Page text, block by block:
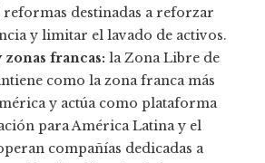
destinadas a reforzar
y limitar el lavado de activos.
francas: la Zona Libre de
como la zona franca más
y actúa como plataforma
para América Latina y el
compañías dedicadas a